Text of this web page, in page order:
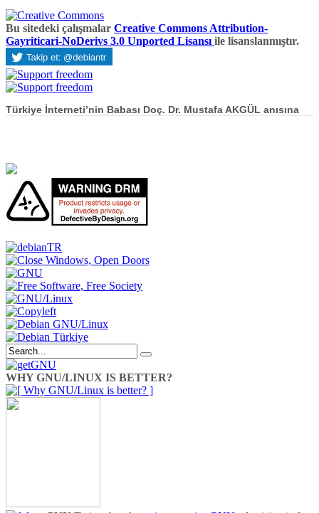
Bu sitedeki çalışmalar Creative Commons Attribution-
Gayriticari-NoDerivs 3.0 Unported Lisansı ile lisanslanmıştır.
Türkiye İnterneti’nin Babası Doç. Dr. Mustafa AKGÜL anısına
WHY GNU/LINUX IS BETTER?